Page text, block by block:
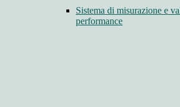
Sistema di misurazione e
performance